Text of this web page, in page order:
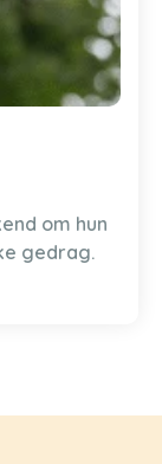
om hun
gedrag.